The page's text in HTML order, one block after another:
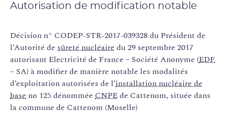
Autorisation de modification notable
Décision n° CODEP-STR-2017-039328 du Président de
l’Autorité de sûreté nucléaire du 29 septembre 2017
autorisant Electricité de France – Société Anonyme (EDF
– SA) à modifier de manière notable les modalités
d’exploitation autorisées de l’installation nucléaire de
base no 125 dénommée CNPEde Cattenom, située dans
la commune de Cattenom (Moselle)